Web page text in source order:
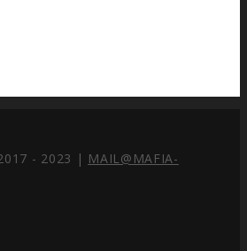
- 2023 | MAIL@MAFIA-